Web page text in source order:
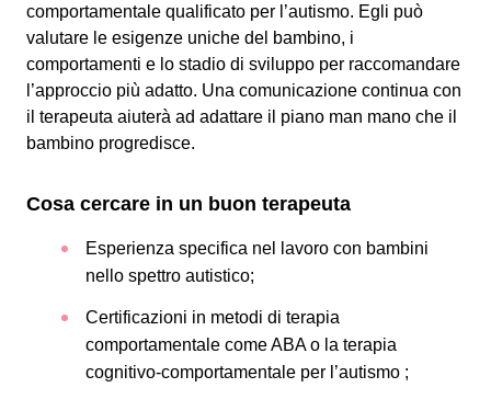
comportamentale qualificato per l’autismo. Egli può
valutare le esigenze uniche del bambino, i
comportamenti e lo stadio di sviluppo per raccomandare
l’approccio più adatto. Una comunicazione continua con
il terapeuta aiuterà ad adattare il piano man mano che il
bambino progredisce.
Cosa cercare in un buon terapeuta
Esperienza specifica nel lavoro con bambini
nello spettro autistico;
Certificazioni in metodi di terapia
comportamentale come ABA o la terapia
cognitivo-comportamentale per l’autismo ;